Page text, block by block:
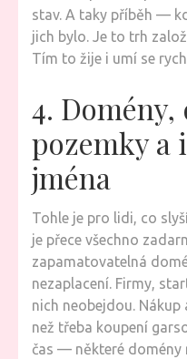
stav. A taky příběh —
jich bylo. Je to trh
Tím to žije i umí se
4.
pozemky a
jména
Tohle je pro lidi, co
je přece všechno
zapamatovatelná
nezaplacení. Firmy,
nich neobejdou.
než třeba koupení
čas — některé domény